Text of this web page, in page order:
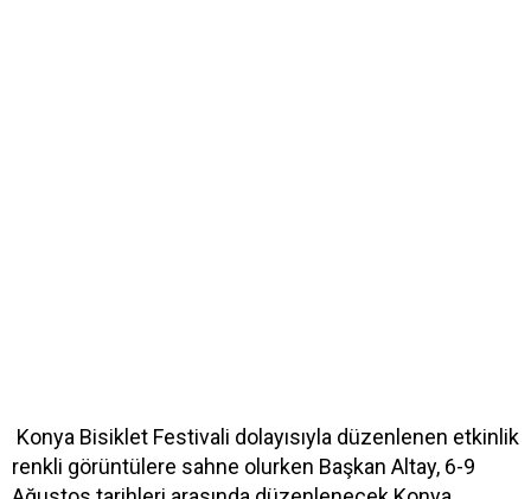
Konya Bisiklet Festivali dolayısıyla düzenlenen etkinlik
renkli görüntülere sahne olurken Başkan Altay, 6-9